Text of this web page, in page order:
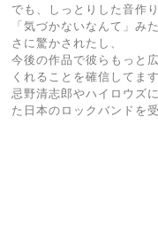
でも、しっとりした音
「気づかないなんて」み
さに驚かされたし、
今後の作品で彼らもっと
くれることを確信してます
忌野清志郎やハイロウズ
た日本のロックバンドを